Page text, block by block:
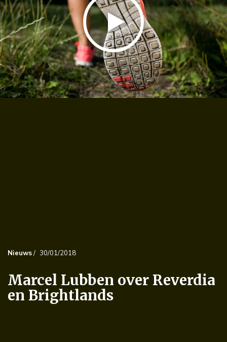
Nieuws/ 30/01/2018
Marcel Lubben over Reverdia
en Brightlands